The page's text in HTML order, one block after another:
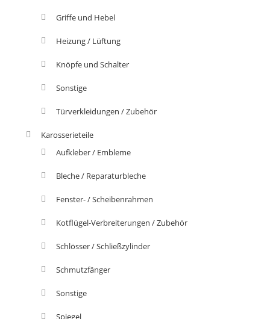
Griffe und Hebel
Heizung / Lüftung
Knöpfe und Schalter
Sonstige
Türverkleidungen / Zubehör
Karosserieteile
Aufkleber / Embleme
Bleche / Reparaturbleche
Fenster- / Scheibenrahmen
Kotflügel-Verbreiterungen / Zubehör
Schlösser / Schließzylinder
Schmutzfänger
Sonstige
Spiegel